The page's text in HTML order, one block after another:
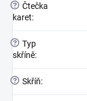
? Čtečka
karet:
? Typ
skříně:
? Skříň: